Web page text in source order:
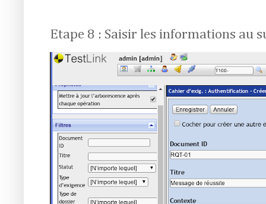
Etape 8 : Saisir les informations au